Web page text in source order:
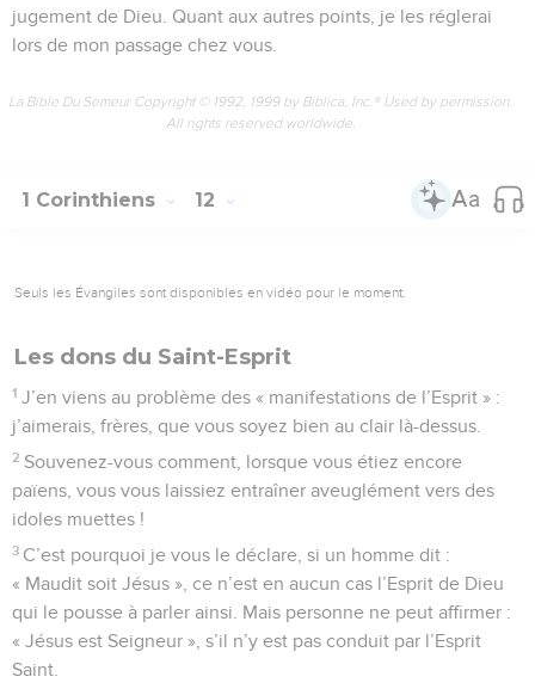
jugement de Dieu. Quant aux autres points, je les réglerai
lors de mon passage chez vous.
La Bible Du Semeur Copyright © 1992, 1999 by Biblica, Inc.® Used by permission.
All rights reserved worldwide.
1 Corinthiens 12
Seuls les Évangiles sont disponibles en vidéo pour le moment.
Les dons du Saint-Esprit
1 J’en viens au problème des « manifestations de l’Esprit » :
j’aimerais, frères, que vous soyez bien au clair là-dessus.
2 Souvenez-vous comment, lorsque vous étiez encore
païens, vous vous laissiez entraîner aveuglément vers des
idoles muettes !
3 C’est pourquoi je vous le déclare, si un homme dit :
« Maudit soit Jésus », ce n’est en aucun cas l’Esprit de Dieu
qui le pousse à parler ainsi. Mais personne ne peut affirmer :
« Jésus est Seigneur », s’il n’y est pas conduit par l’Esprit
Saint.